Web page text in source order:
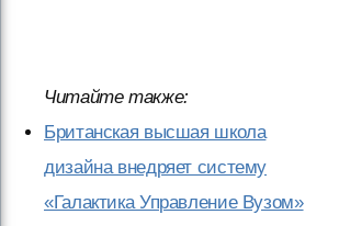
Читайте также:
Британская высшая школа
дизайна внедряет систему
«Галактика Управление Вузом»